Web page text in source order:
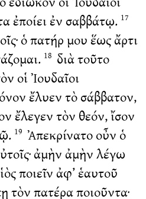
ἐποίει ἐν σαββάτῳ. 17
ὁ πατήρ μου ἕως ἄρτι
18 διὰ τοῦτο
οἱ Ἰουδαῖοι
ἔλυεν τὸ σάββατον,
ἔλεγεν τὸν θεόν, ἴσον
19 Ἀπεκρίνατο οὖν ὁ
ἀμὴν ἀμὴν λέγω
ποιεῖν ἀφ’ ἑαυτοῦ
τὸν πατέρα ποιοῦντα·